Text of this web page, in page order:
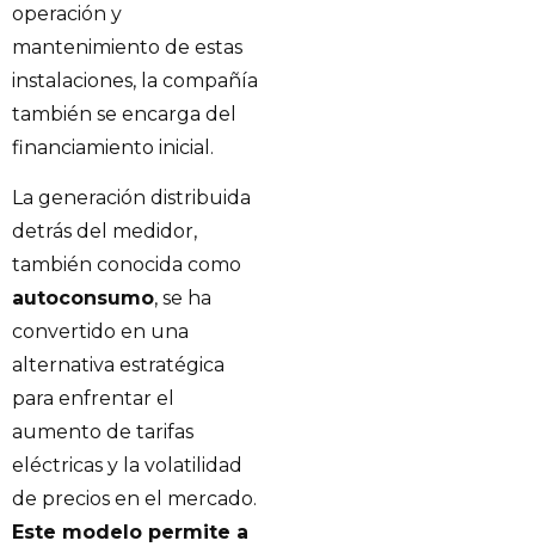
operación y
mantenimiento de estas
instalaciones, la compañía
también se encarga del
financiamiento inicial.
La generación distribuida
detrás del medidor,
también conocida como
autoconsumo, se ha
convertido en una
alternativa estratégica
para enfrentar el
aumento de tarifas
eléctricas y la volatilidad
de precios en el mercado.
Este modelo permite a